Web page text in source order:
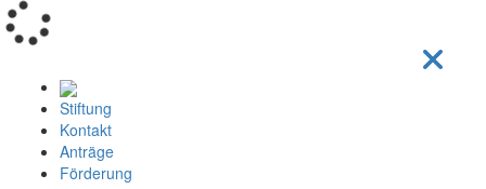
Stiftung
Kontakt
Anträge
Förderung